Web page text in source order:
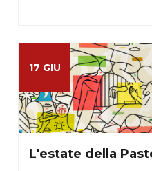
17 GIU
L'estate della